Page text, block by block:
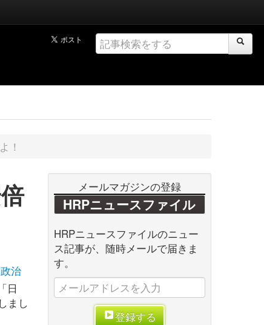
！
治
日
まし
メールマガジンの登録
HRPニュースファイル
HRPニュースファイルのニュー
ス記事が、随時メールで届きま
す。
登録する